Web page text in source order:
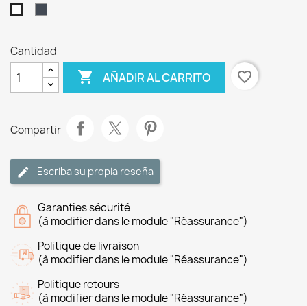
Cantidad
 AÑADIR AL CARRITO favorite_border
Compartir
Escriba su propia reseña
Garanties sécurité
(à modifier dans le module "Réassurance")
Politique de livraison
(à modifier dans le module "Réassurance")
Politique retours
(à modifier dans le module "Réassurance")